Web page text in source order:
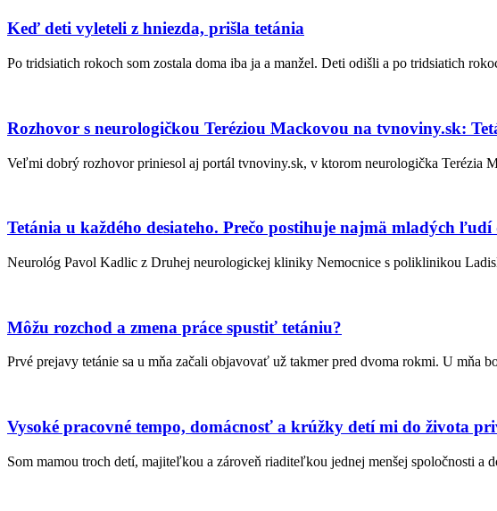
Keď deti vyleteli z hniezda, prišla tetánia
Po tridsiatich rokoch som zostala doma iba ja a manžel. Deti odišli a po tridsiatich
Rozhovor s neurologičkou Teréziou Mackovou na tvnoviny.sk:
Veľmi dobrý rozhovor priniesol aj portál tvnoviny.sk, v ktorom neurologička Terézia
Tetánia u každého desiateho. Prečo postihuje najmä mladých
Neurológ Pavol Kadlic z Druhej neurologickej kliniky Nemocnice s poliklinikou
Môžu rozchod a zmena práce spustiť tetániu?
Prvé prejavy tetánie sa u mňa začali objavovať už takmer pred dvoma rokmi. U mňa
Vysoké pracovné tempo, domácnosť a krúžky detí mi do života
Som mamou troch detí, majiteľkou a zároveň riaditeľkou jednej menšej spoločnosti